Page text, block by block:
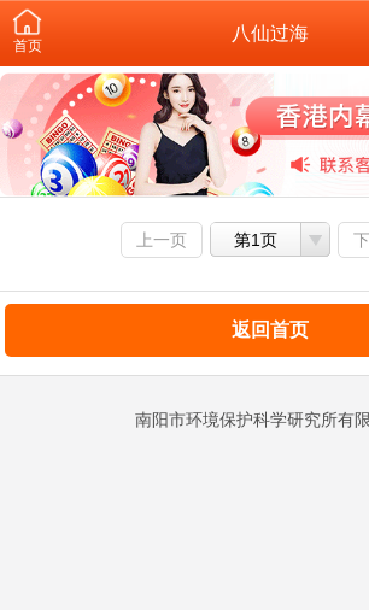
首页
八仙过海
上一页 第1页
返回首页
南阳市环境保护科学研究所有